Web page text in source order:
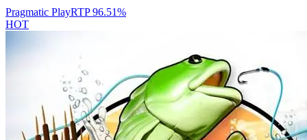
Pragmatic PlayRTP96.51%
HOT